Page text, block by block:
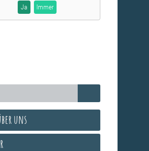
Ja Immer
uns